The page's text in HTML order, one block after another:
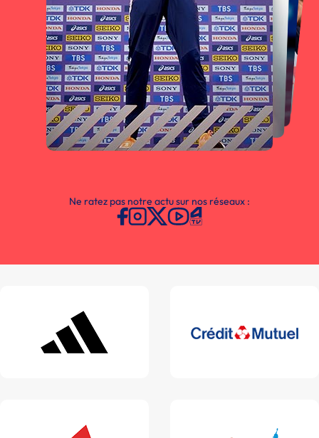
Ne ratez pas notre actu sur nos réseaux :